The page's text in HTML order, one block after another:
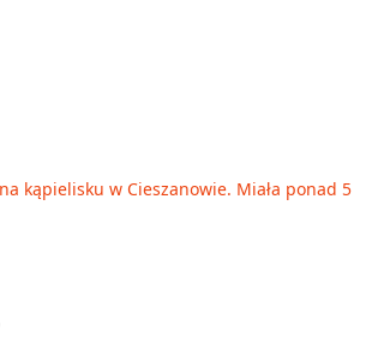
kąpielisku w Cieszanowie. Miała ponad 5